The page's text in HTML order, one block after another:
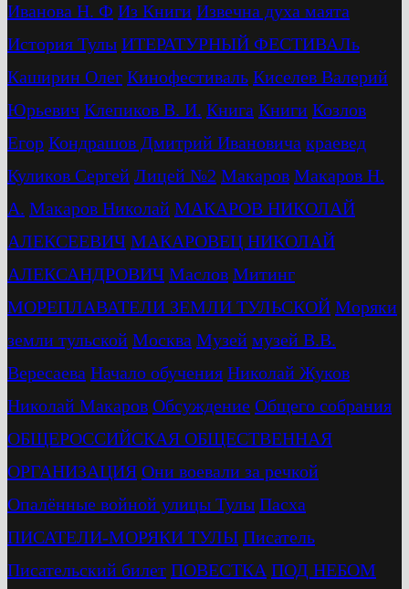
Иванова Н. Ф Из Книги Извечна духа маята
История Тулы ИТЕРАТУРНЫЙ ФЕСТИВАЛь
Каширин Олег Кинофестиваль Киселев Валерий
Юрьевич Клепиков В. И. Книга Книги Козлов
Егор Кондрашов Дмитрий Ивановича краевед
Куликов Сергей Лицей №2 Макаров Макаров Н.
А. Макаров Николай МАКАРОВ НИКОЛАЙ
АЛЕКСЕЕВИЧ МАКАРОВЕЦ НИКОЛАЙ
АЛЕКСАНДРОВИЧ Маслов Митинг
МОРЕПЛАВАТЕЛИ ЗЕМЛИ ТУЛЬСКОЙ Моряки
земли тульской Москва Музей музей В.В.
Вересаева Начало обучения Николай Жуков
Николай Макаров Обсуждение Общего собрания
ОБЩЕРОССИЙСКАЯ ОБЩЕСТВЕННАЯ
ОРГАНИЗАЦИЯ Они воевали за речкой
Опалённые войной улицы Тулы Пасха
ПИСАТЕЛИ-МОРЯКИ ТУЛЫ Писатель
Писательский билет ПОВЕСТКА ПОД НЕБОМ